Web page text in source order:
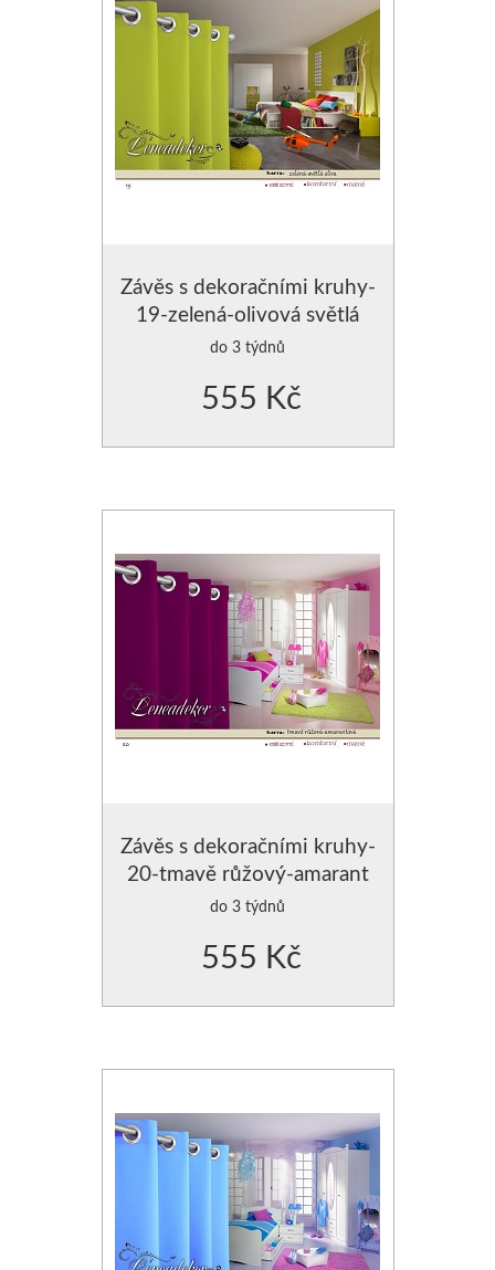
Závěs s dekoračními kruhy-
19-zelená-olivová světlá
do 3 týdnů
555 Kč
Závěs s dekoračními kruhy-
20-tmavě růžový-amarant
do 3 týdnů
555 Kč